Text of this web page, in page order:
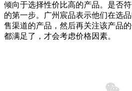
倾向于选择性价比高的产品。是否
的第一步。广州宸品表示他们在选
售渠道的产品，然后再关注该产品
都满足了，才会考虑价格因素。